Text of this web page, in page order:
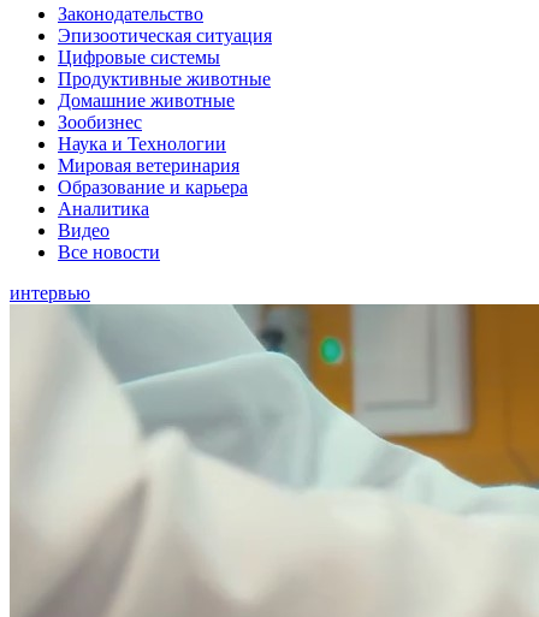
Законодательство
Эпизоотическая ситуация
Цифровые системы
Продуктивные животные
Домашние животные
Зообизнес
Наука и Технологии
Мировая ветеринария
Образование и карьера
Аналитика
Видео
Все новости
интервью